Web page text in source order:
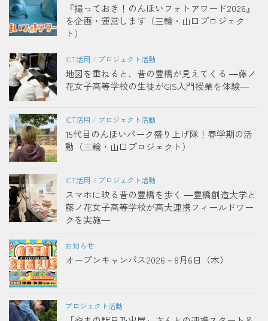
『撮っておき！のんほいフォトアワード2026』
を企画・運営します（三輪・山口プロジェク
ト）
ICT活用 / プロジェクト活動
地図を重ねると、昔の豊橋が見えてくる ―藤ノ
花女子高等学校の生徒がGIS入門授業を体験―
ICT活用 / プロジェクト活動
15代目のんほいパーク盛り上げ隊！春学期の活
動（三輪・山口プロジェクト）
ICT活用 / プロジェクト活動
スマホに映る昔の豊橋を歩く ―豊橋創造大学と
藤ノ花女子高等学校が高大連携フィールドワー
クを実施―
お知らせ
オープンキャンパス2026－8月6日（木）
プロジェクト活動